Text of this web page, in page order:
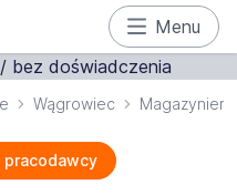
Menu
Wągrowiec Magazynier